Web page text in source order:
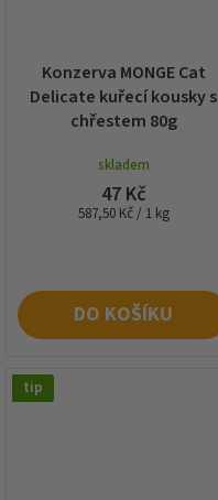
Konzerva MONGE Cat
Delicate kuřecí kousky s
chřestem 80g
skladem
47 Kč
Měrná
587,50 Kč / 1 kg
DO KOŠÍKU
tip